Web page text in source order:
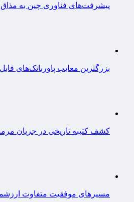
پیشرفت‌های فناوری چین به مذاق
بزرگترین معایب پاوربانک‌های
کشف کتیبه تاریخی در جریان
مسیرهای موفقیت متفاوت